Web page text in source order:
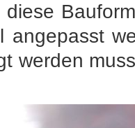
angepasst
werden